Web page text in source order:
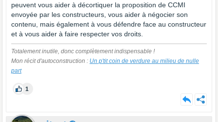
peuvent vous aider à décortiquer la proposition de CCMI
envoyée par les constructeurs, vous aider à négocier son
contenu, mais également à vous défendre face au constructeur
et à vous aider à faire respecter vos droits.
Totalement inutile, donc complètement indispensable !
Mon récit d'autoconstruction : Un p'tit coin de verdure au milieu de nulle
part
1